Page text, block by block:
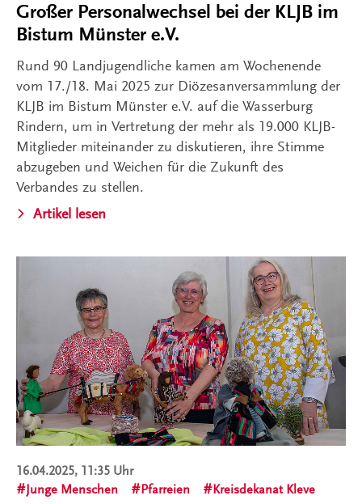
Großer Personalwechsel bei der KLJB im
Bistum Münster e.V.
Rund 90 Landjugendliche kamen am Wochenende
vom 17./18. Mai 2025 zur Diözesanversammlung der
KLJB im Bistum Münster e.V. auf die Wasserburg
Rindern, um in Vertretung der mehr als 19.000 KLJB-
Mitglieder miteinander zu diskutieren, ihre Stimme
abzugeben und Weichen für die Zukunft des
Verbandes zu stellen.
Artikel lesen
16.04.2025, 11:35 Uhr
Junge Menschen
Pfarreien Kreisdekanat Kleve